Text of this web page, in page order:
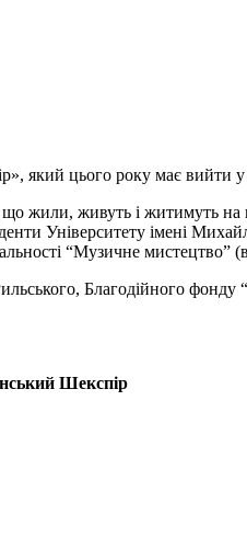
який цього року має вийти
живуть і житимуть на
Університету імені
“Музичне
Благодійного фонду
Шекспір